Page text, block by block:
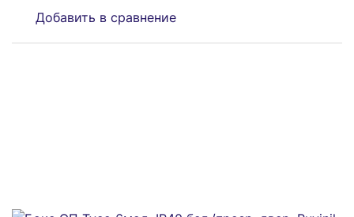
Добавить в сравнение